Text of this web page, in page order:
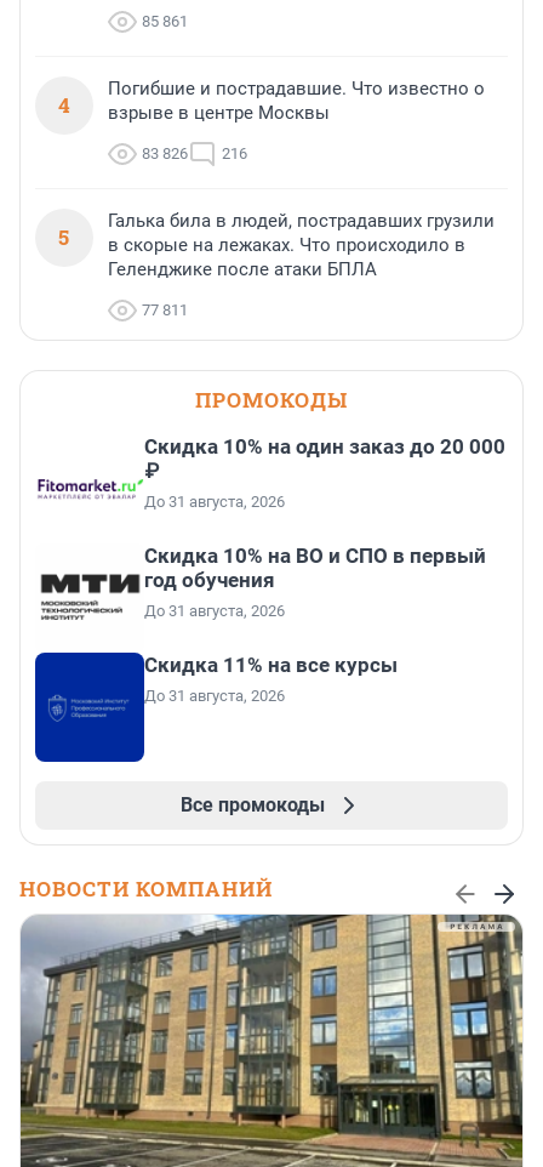
85 861
4
Погибшие и пострадавшие. Что известно о
взрыве в центре Москвы
83 826 216
5
Галька била в людей, пострадавших грузили
в скорые на лежаках. Что происходило в
Геленджике после атаки БПЛА
77 811
ПРОМОКОДЫ
Скидка 10% на один заказ до 20 000
₽
До 31 августа, 2026
Скидка 10% на ВО и СПО в первый
год обучения
До 31 августа, 2026
Скидка 11% на все курсы
До 31 августа, 2026
Все промокоды
НОВОСТИ КОМПАНИЙ